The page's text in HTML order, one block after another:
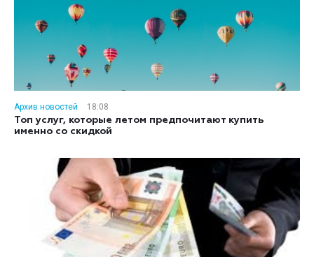
Архив новостей
18:08
Топ услуг, которые летом предпочитают купить
именно со скидкой